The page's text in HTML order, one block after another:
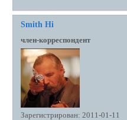
Smith Hi
член-корреспондент
Зарегистрирован: 2011-01-11